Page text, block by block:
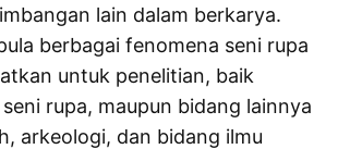
lain dalam berkarya.
berbagai fenomena seni rupa
untuk penelitian, baik
rupa, maupun bidang lainnya
arkeologi, dan bidang ilmu